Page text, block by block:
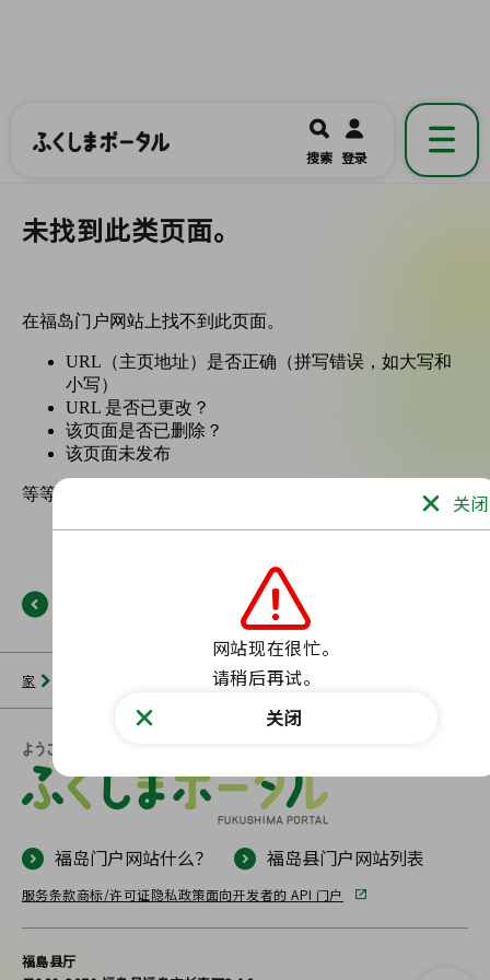
福島県公式の地域情報ポータルアプリ
開く
搜索 登录
未找到此类页面。
家 福岛门户网站 未找到此类页面。
福岛门户网站什么？ 福岛县门户网站列表
服务条款商标/许可证隐私政策面向开发者的 API 门户
福島县厅
关闭
网站现在很忙。
请稍后再试。
关闭